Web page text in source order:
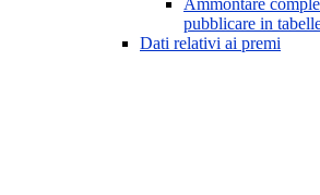
Ammontare
pubblicare in
Dati relativi ai premi